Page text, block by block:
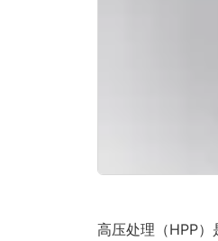
高压处理（HPP